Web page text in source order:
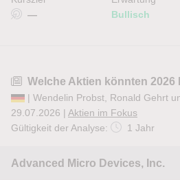
—
Bullisch
Welche Aktien könnten 2026
| Wendelin Probst, Ronald Gehrt
29.07.2026 | Aktien im Fokus
Gültigkeit der Analyse:
1 Jahr
Advanced Micro Devices, Inc.